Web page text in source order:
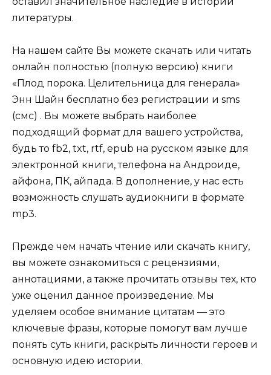
литературы.
На нашем сайте Вы можете скачать или читать
онлайн полностью (полную версию) книги
«Плод порока. Целительница для генерала»
Энн Шайн бесплатно без регистрации и sms
(смс) . Вы можете выбрать наиболее
подходящий формат для вашего устройства,
будь то fb2, txt, rtf, epub на русском языке для
электронной книги, телефона на Андроиде,
айфона, ПК, айпада. В дополнение, у нас есть
возможность слушать аудиокниги в формате
mp3.
Прежде чем начать чтение или скачать книгу,
вы можете ознакомиться с рецензиями,
аннотациями, а также прочитать отзывы тех, кто
уже оценил данное произведение. Мы
уделяем особое внимание цитатам — это
ключевые фразы, которые помогут вам лучше
понять суть книги, раскрыть личности героев и
основную идею истории.